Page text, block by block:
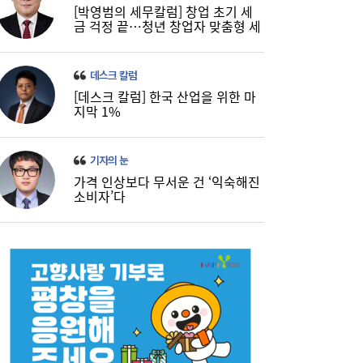
[박영범의 세무칼럼] 창업 초기 세
금 걱정 끝…청년 창업자 맞춤형 세
데스크 칼럼
[데스크 칼럼] 한국 산업을 위한 마
지막 1%
기자의 눈
가격 인상보다 무서운 건 ‘익숙해진
소비자’다